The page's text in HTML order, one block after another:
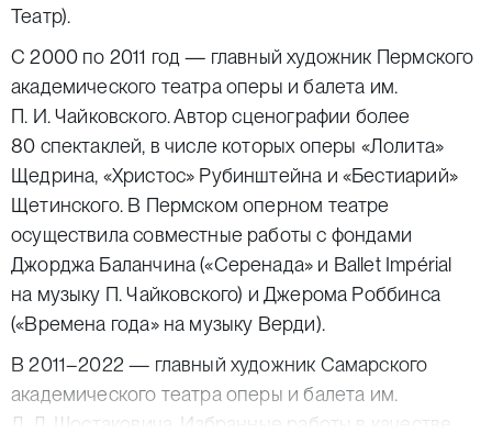
Театр).
С 2000 по 2011 год — главный художник Пермского
академического театра оперы и балета им.
П. И. Чайковского. Автор сценографии более
80 спектаклей, в числе которых оперы «Лолита»
Щедрина, «Христос» Рубинштейна и «Бестиарий»
Щетинского. В Пермском оперном театре
осуществила совместные работы с фондами
Джорджа Баланчина («Серенада» и Ballet Impérial
на музыку П. Чайковского) и Джерома Роббинса
(«Времена года» на музыку Верди).
В 2011–2022 — главный художник Самарского
академического театра оперы и балета им.
Д. Д. Шостаковича. Избранные работы в качестве